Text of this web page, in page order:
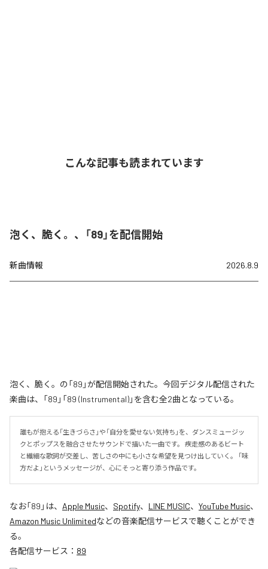
こんな記事も読まれています
泡く、脆く。、「89」を配信開始
新曲情報 2026.8.9
泡く、脆く。の「89」が配信開始された。今回デジタル配信された
楽曲は、「89」「89 (Instrumental)」を含む全2曲となっている。
誰もが抱える「生きづらさ」や「自分を愛せない気持ち」を、ダンスミュージッ
クとポップスを融合させたサウンドで描いた一曲です。 疾走感のあるビート
と繊細な歌詞が交差し、苦しさの中にも小さな希望を見つけ出していく。 「味
方だよ」というメッセージが、心にそっと寄り添う作品です。
なお「89 」は、 Apple Music、 Spotify、 LINE MUSIC、 YouTube Music、
Amazon Music Unlimitedなどの音楽配信サービスで聴くことができ
る。
各配信サービス： 89